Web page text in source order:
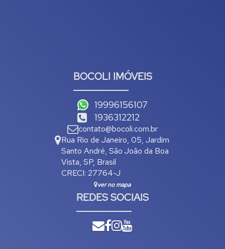
BOCOLI IMÓVEIS
19996156107
1936312212
contato@bocoli.com.br
Rua Rio de Janeiro, 05, Jardim
Santo André, São João da Boa
Vista, SP, Brasil
CRECI: 27764-J
ver no mapa
REDES SOCIAIS